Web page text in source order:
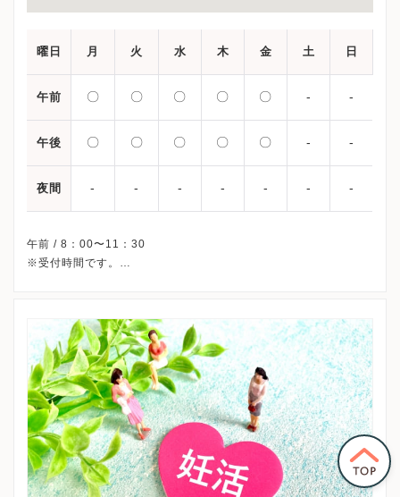
曜日 月 火 水 木 金 土 日
午前 〇 〇 〇 〇 〇 - -
午後 〇 〇 〇 〇 〇 - -
夜間 - - - - - - -
午前 / 8：00〜11：30
※受付時間です。